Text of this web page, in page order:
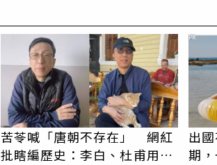
苦苓喊「唐朝不存在」 網紅
批瞎編歷史：李白、杜甫用鮮
出
期
PR